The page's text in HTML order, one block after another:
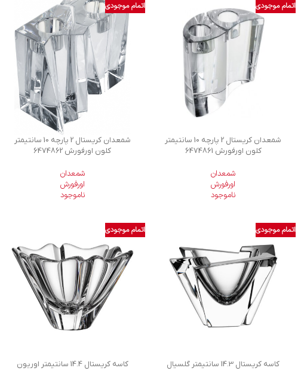
اتمام موجودی
شمعدان کریستال 2 پارچه 10 سانتیمتر
کلون اورفورش 6474861
شمعدان
اورفورش
ناموجود
اتمام موجودی
شمعدان کریستال 2 پارچه 10 سانتیمتر
کلون اورفورش 6474862
شمعدان
اورفورش
ناموجود
اتمام موجودی
کاسه کریستال 14.3 سانتیمتر گلسیال
اتمام موجودی
کاسه کریستال 14.4 سانتیمتر اوریون